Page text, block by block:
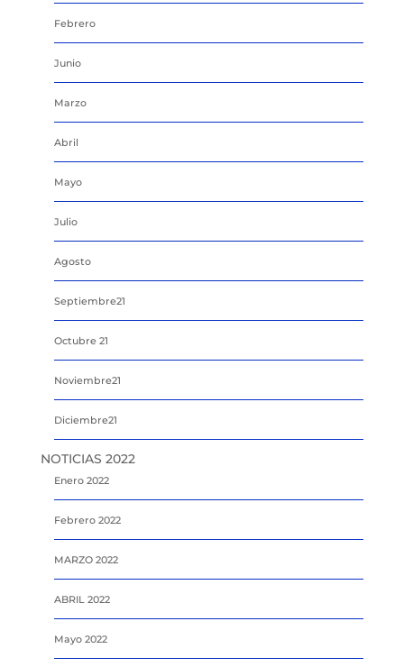
Febrero
Junio
Marzo
Abril
Mayo
Julio
Agosto
Septiembre21
Octubre 21
Noviembre21
Diciembre21
NOTICIAS 2022
Enero 2022
Febrero 2022
MARZO 2022
ABRIL 2022
Mayo 2022